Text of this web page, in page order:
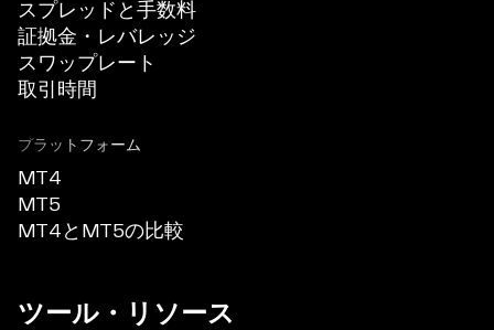
スプレッドと手数料
証拠金・レバレッジ
スワップレート
取引時間
プラットフォーム
MT4
MT5
MT4とMT5の比較
ツール・リソース